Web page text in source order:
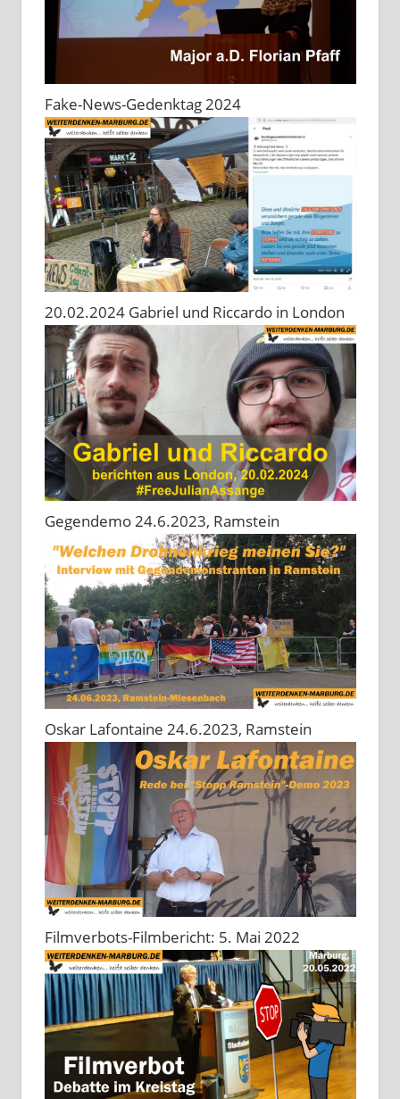
Fake-News-Gedenktag 2024
20.02.2024 Gabriel und Riccardo in London
Gegendemo 24.6.2023, Ramstein
Oskar Lafontaine 24.6.2023, Ramstein
Filmverbots-Filmbericht: 5. Mai 2022